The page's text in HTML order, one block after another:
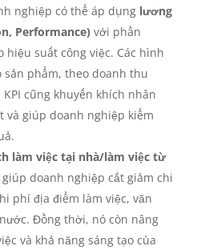
nghiệp có thể áp dụng lương
Performance) với phần
hiệu suất công việc. Các hình
phẩm, theo doanh thu
cũng khuyến khích nhân
và giúp doanh nghiệp kiểm
làm việc tại nhà/làm việc từ
giúp doanh nghiệp cắt giảm chi
phí địa điểm làm việc, văn
Đồng thời, nó còn nâng
và khả năng sáng tạo của